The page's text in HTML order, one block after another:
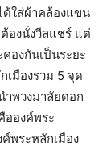
ใส่ผ้าคล้องแขน
องนั่งวีลแชร์ แต่
องกันเป็นระยะ
มืองรวม 5 จุด
พวงมาลัยดอก
อองค์พระ
พระหลักเมือง